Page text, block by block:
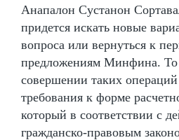
Анапалон Сустанон
придется искать новые
вопроса или вернуться к
предложениям Минфина. То
совершении таких
требования к форме
который в соответствии с
гражданско-правовым